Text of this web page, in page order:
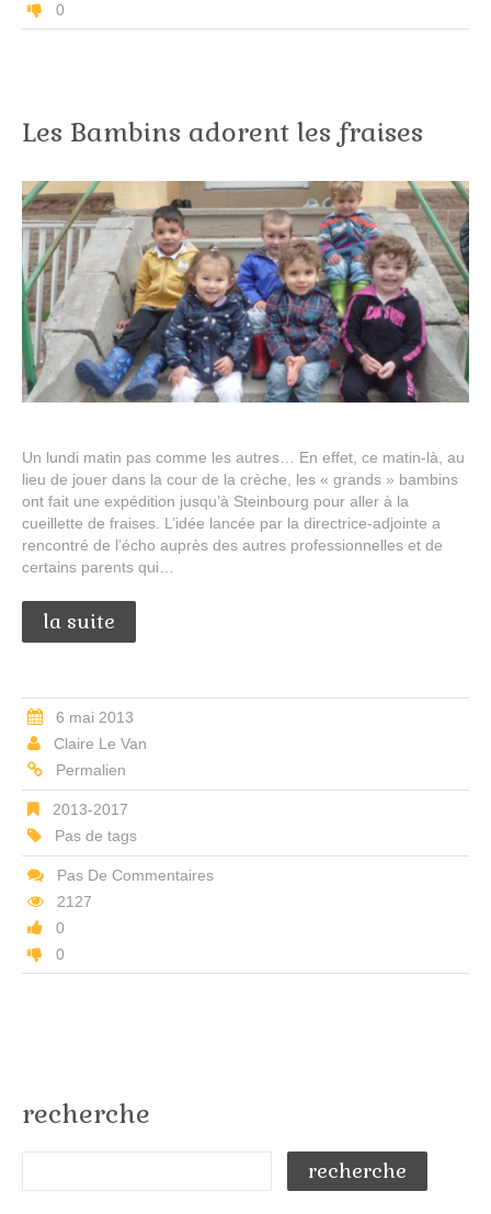
0
Les Bambins adorent les fraises
Un lundi matin pas comme les autres… En effet, ce matin-là, au
lieu de jouer dans la cour de la crèche, les « grands » bambins
ont fait une expédition jusqu’à Steinbourg pour aller à la
cueillette de fraises. L’idée lancée par la directrice-adjointe a
rencontré de l’écho auprès des autres professionnelles et de
certains parents qui…
la suite
6 mai 2013
Claire Le Van
Permalien
2013-2017
Pas de tags
Pas De Commentaires
2127
0
0
recherche